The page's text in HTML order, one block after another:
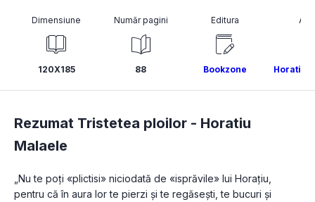
Dimensiune
120X185
Număr pagini
88
Editura
Bookzone Horatiu
Rezumat Tristetea ploilor - Horatiu
Malaele
„Nu te poți «plictisi» niciodată de «isprăvile» lui Horațiu,
pentru că în aura lor te pierzi și te regăsești, te bucuri și